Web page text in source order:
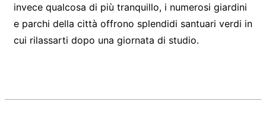
invece qualcosa di più tranquillo, i numerosi giardini
e parchi della città offrono splendidi santuari verdi in
cui rilassarti dopo una giornata di studio.